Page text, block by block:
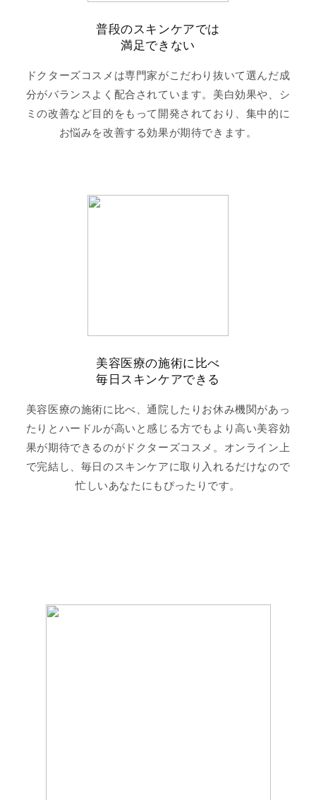
普段のスキンケアでは
満足できない
ドクターズコスメは専門家がこだわり抜いて選んだ成
分がバランスよく配合されています。美白効果や、シ
ミの改善など目的をもって開発されており、集中的に
お悩みを改善する効果が期待できます。
美容医療の施術に比べ
毎日スキンケアできる
美容医療の施術に比べ、通院したりお休み機関があっ
たりとハードルが高いと感じる方でもより高い美容効
果が期待できるのがドクターズコスメ。オンライン上
で完結し、毎日のスキンケアに取り入れるだけなので
忙しいあなたにもぴったりです。